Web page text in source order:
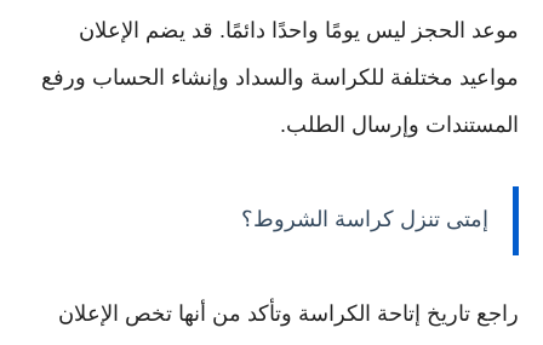
موعد الحجز ليس يومًا واحدًا دائمًا. قد يضم الإعلان
مواعيد مختلفة للكراسة والسداد وإنشاء الحساب ورفع
المستندات وإرسال الطلب.
إمتى تنزل كراسة الشروط؟
راجع تاريخ إتاحة الكراسة وتأكد من أنها تخص الإعلان